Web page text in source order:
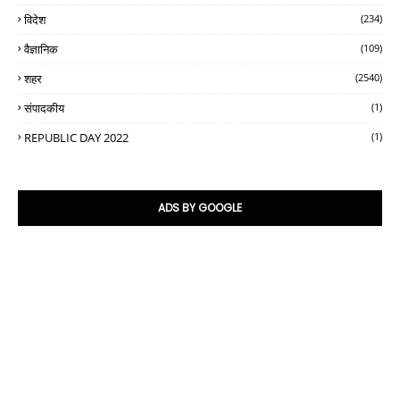
विदेश (234)
वैज्ञानिक (109)
शहर (2540)
संपादकीय (1)
REPUBLIC DAY 2022 (1)
ADS BY GOOGLE